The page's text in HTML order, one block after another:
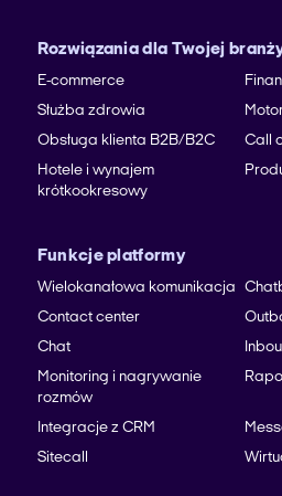
Rozwiązania dla Twojej
E-commerce
Służba zdrowia
Obsługa klienta B2B/B2C
Call
Hotele i wynajem
krótkookresowy
Funkcje platformy
Wielokanałowa komunikacja
Contact center
Chat
Monitoring i nagrywanie
rozmów
Integracje z CRM
Sitecall